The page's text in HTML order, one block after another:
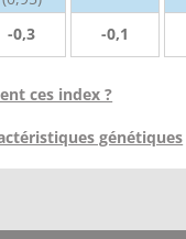
-0,3
-0,1
ces index ?
génétiques